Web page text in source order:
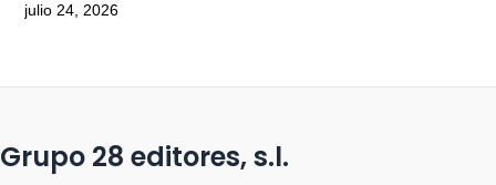
julio 24, 2026
Grupo 28 editores, s.l.